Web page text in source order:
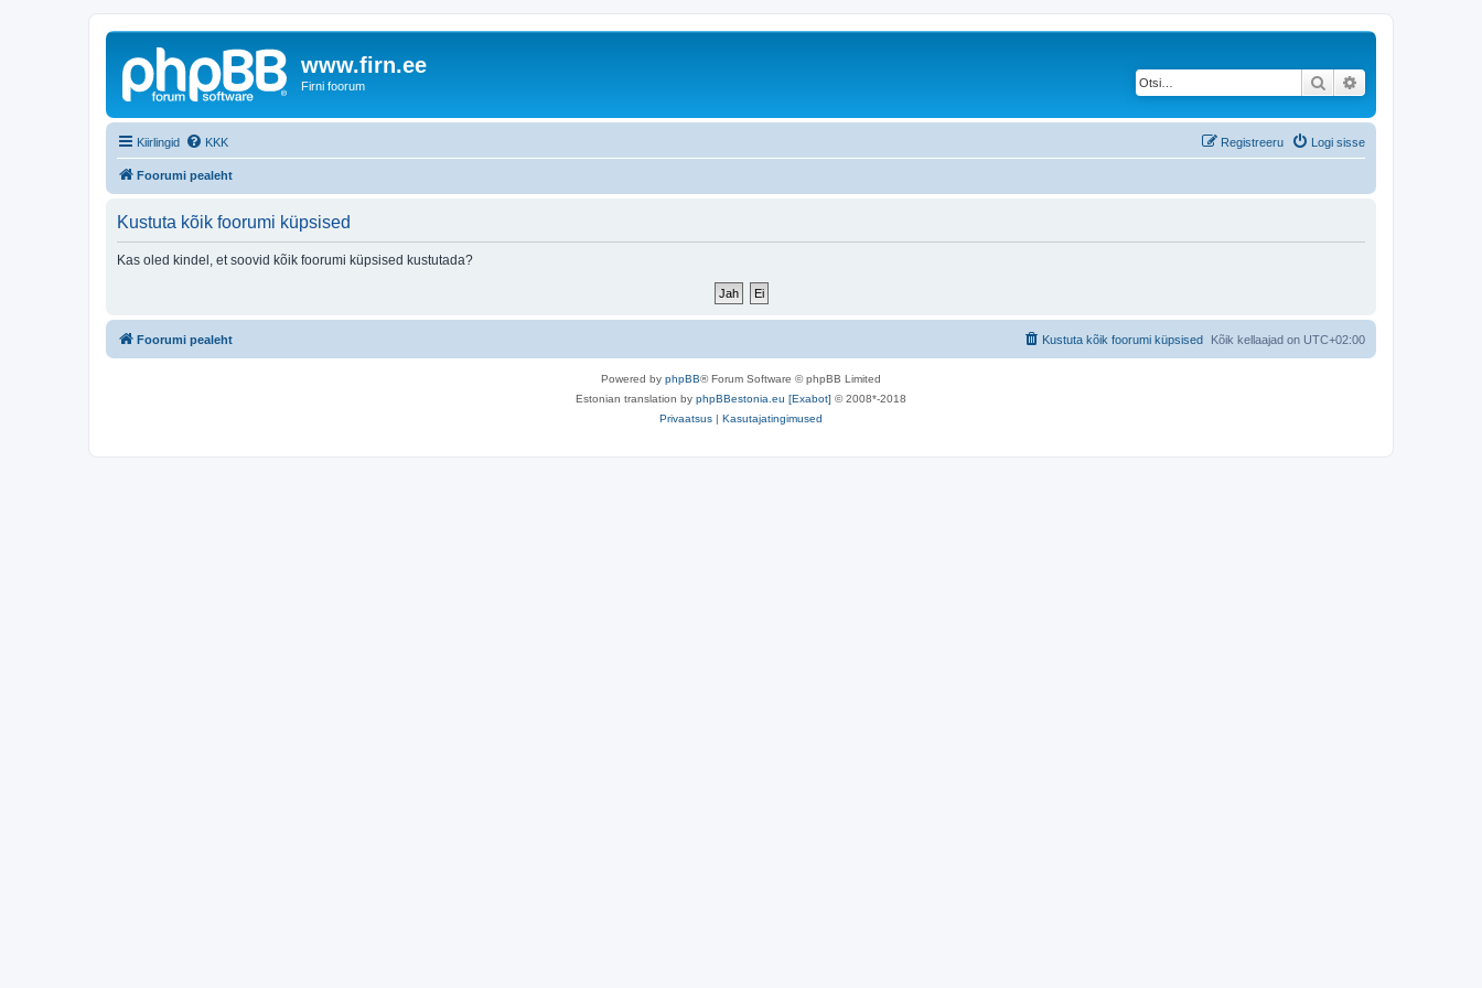
www.firn.ee
Firni foorum Otsi
Kiirlingid KKK Logi sisse
Registreeru
Foorumi pealeht
Kustuta kõik foorumi küpsised
Kas oled kindel, et soovid kõik foorumi küpsised kustutada?
Foorumi pealeht Kõik kellaajad on UTC+02:00
Kustuta kõik foorumi küpsised
Powered by phpBB® Forum Software © phpBB Limited
Estonian translation by phpBBestonia.eu [Exabot] © 2008*-2018
Privaatsus | Kasutajatingimused